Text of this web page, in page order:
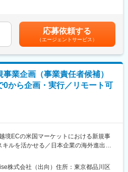
ます。
ョンズの事業概要
ミッションと位置づけ
紹介
であり、選考を通じて上下する可能性が
定手当を含めた表記です。
応募依頼する
（エージェントサービス）
事業企画（事業責任者候補）
0から企画・実行／リモート可
境ECの米国マーケットにおける新規事
ルを活かせる／日本企業の海外進出支
株式会社（出向）住所：東京都品川区